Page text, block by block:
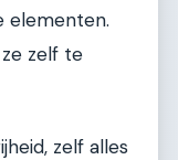
elementen.
zelf te
zelf alles